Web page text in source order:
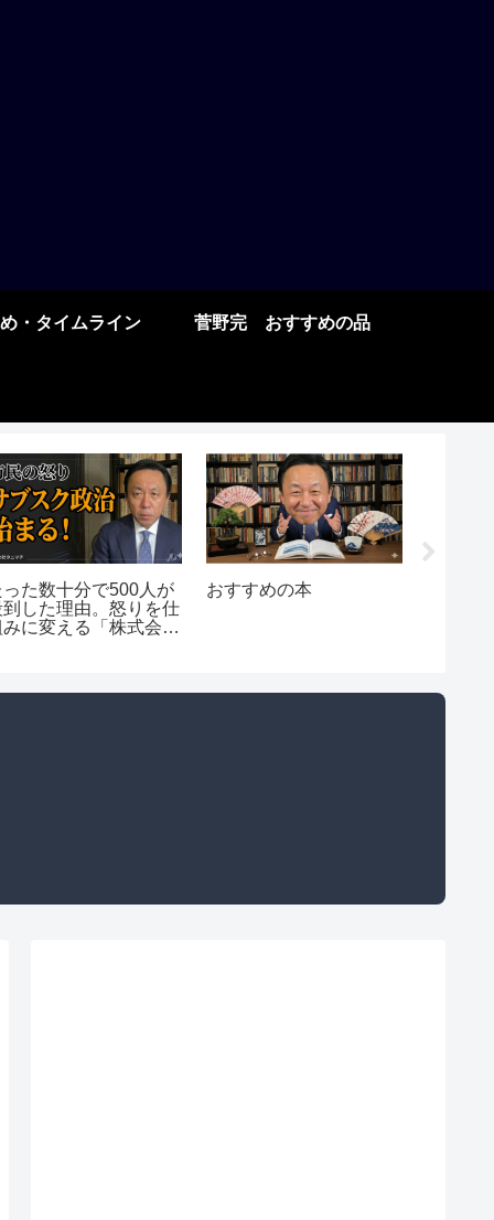
・タイムライン 菅野完 おすすめの品
った数十分で500人が
到した理由。怒りを仕
みに変える「株式会社
おすすめの本